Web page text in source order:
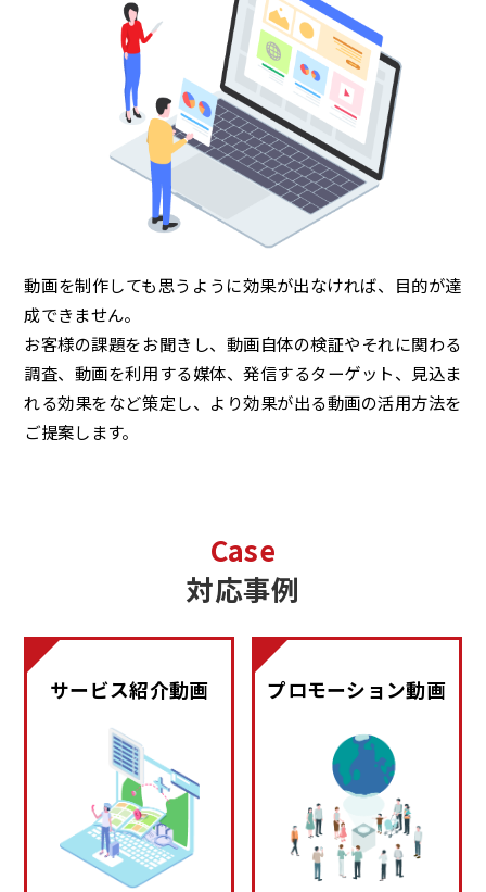
動画を制作しても思うように効果が出なければ、目的が達
成できません。
お客様の課題をお聞きし、動画自体の検証やそれに関わる
調査、動画を利用する媒体、発信するターゲット、見込ま
れる効果をなど策定し、より効果が出る動画の活用方法を
ご提案します。
Case
対応事例
サービス紹介動画 プロモーション動画